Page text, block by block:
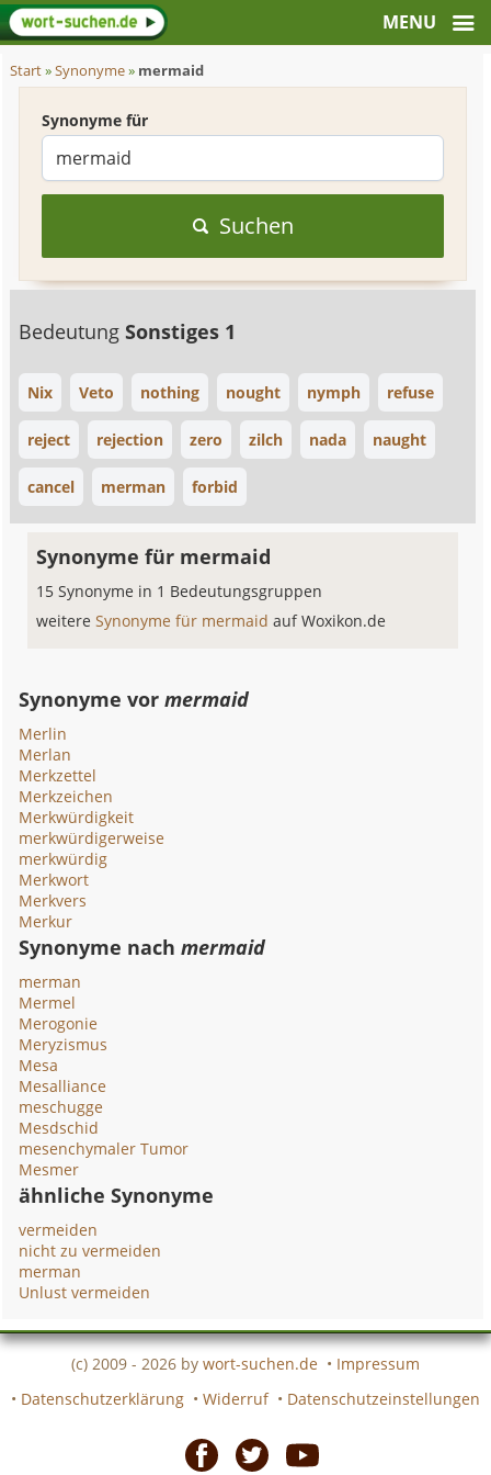
Start»Synonyme» mermaid
Synonyme für
Suchen
BedeutungSonstiges 1
Nix Veto nothing nought nymph refuse
reject rejection zero zilch nada naught
cancel merman forbid
Synonyme für mermaid
15 Synonyme in 1 Bedeutungsgruppen
weitereSynonyme für mermaidauf Woxikon.de
Synonyme vormermaid
Merlin
Merlan
Merkzettel
Merkzeichen
Merkwürdigkeit
merkwürdigerweise
merkwürdig
Merkwort
Merkvers
Merkur
Synonyme nachmermaid
merman
Mermel
Merogonie
Meryzismus
Mesa
Mesalliance
meschugge
Mesdschid
mesenchymaler Tumor
Mesmer
ähnliche Synonyme
vermeiden
nicht zu vermeiden
merman
Unlust vermeiden
(c) 2009 - 2026 by wort-suchen.de • Impressum
• Datenschutzerklärung • Widerruf • Datenschutzeinstellungen